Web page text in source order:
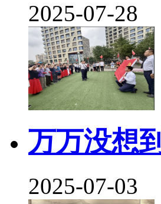
2025-07-28
万万没想
2025-07-03